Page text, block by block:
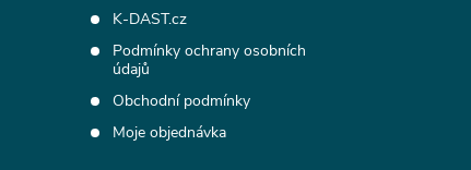
K-DAST.cz
Podmínky ochrany osobních
údajů
Obchodní podmínky
Moje objednávka